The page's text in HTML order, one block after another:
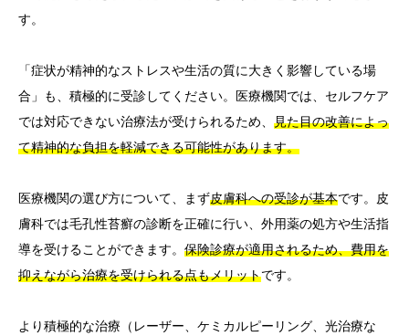
す。
「症状が精神的なストレスや生活の質に大きく影響している場
合」も、積極的に受診してください。医療機関では、セルフケア
では対応できない治療法が受けられるため、 見た目の改善によっ
て精神的な負担を軽減できる可能性があります。
医療機関の選び方について、まず皮膚科への受診が基本です。皮
膚科では毛孔性苔癬の診断を正確に行い、外用薬の処方や生活指
導を受けることができます。 保険診療が適用されるため、費用を
抑えながら治療を受けられる点もメリットです。
より積極的な治療（レーザー、ケミカルピーリング、光治療な